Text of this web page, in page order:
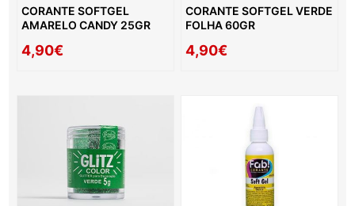
CORANTE SOFTGEL
AMARELO CANDY 25GR
4,90€
CORANTE SOFTGEL VERDE
FOLHA 60GR
4,90€